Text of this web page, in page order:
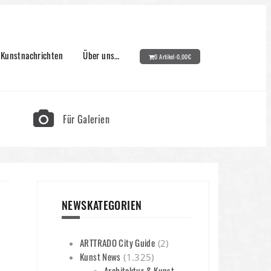
Kunstnachrichten Über uns… 0 Artikel-0,00€
Für Galerien
NEWSKATEGORIEN
ARTTRADO City Guide (2)
Kunst News (1.325)